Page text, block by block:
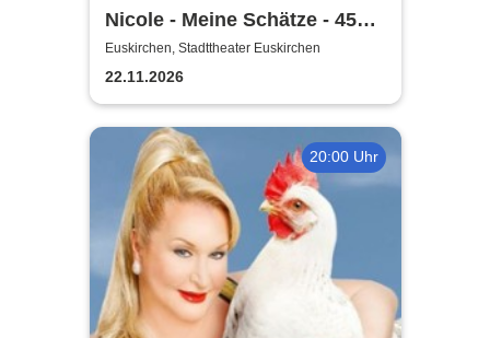
Nicole - Meine Schätze - 45
Jahre Jubiläumstour
Euskirchen, Stadttheater Euskirchen
22.11.2026
20:00 Uhr